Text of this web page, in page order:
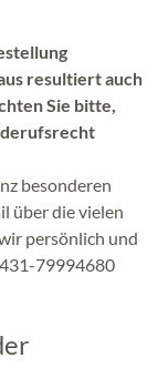
resultiert auch
Sie bitte,
besonderen
über die vielen
persönlich und
79994680